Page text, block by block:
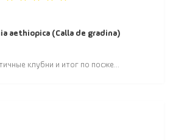
aethiopica (Calla de gradina)
клубни и итог по посже...